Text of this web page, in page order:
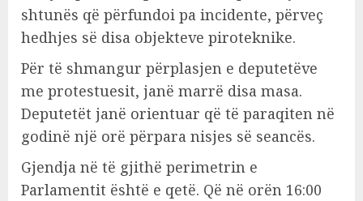
shtunës që përfundoi pa incidente, përveç
hedhjes së disa objekteve piroteknike.
Për të shmangur përplasjen e deputetëve
me protestuesit, janë marrë disa masa.
Deputetët janë orientuar që të paraqiten në
godinë një orë përpara nisjes së seancës.
Gjendja në të gjithë perimetrin e
Parlamentit është e qetë. Që në orën 16:00